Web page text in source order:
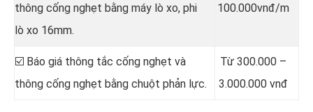
thông cống nghẹt bằng máy lò xo, phi
lò xo 16mm.
100.000vnđ/m
☑️ Báo giá thông tắc cống nghẹt và
thông cống nghẹt bằng chuột phản lực.
Từ 300.000 –
3.000.000 vnđ